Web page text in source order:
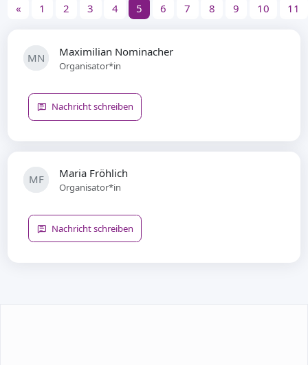
« 1 2 3 4 5 6 7 8 9 10 11
MN Maximilian Nominacher
Organisator*in
Nachricht schreiben
MF Maria Fröhlich
Organisator*in
Nachricht schreiben